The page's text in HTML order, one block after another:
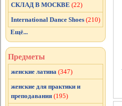
СКЛАД В МОСКВЕ (22)
International Dance Shoes (210)
Ещё...
Предметы
женские латина (347)
женские для практики и
преподавания (195)